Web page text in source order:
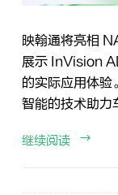
映翰通将亮相
展示 InVision
的实际应用体验
智能的技术助力
继续阅读